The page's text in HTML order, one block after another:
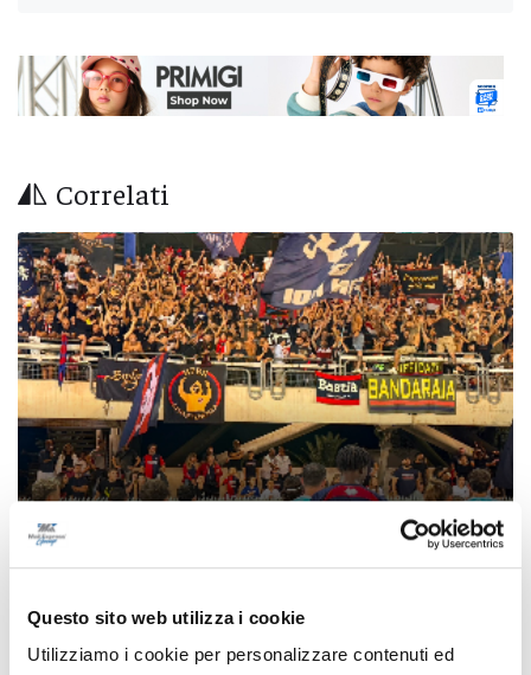
Questo sito web utilizza i cookie
Utilizziamo i cookie per personalizzare contenuti ed
Correlati
per il derby tra Pescara e Samb: decide il
Comitato sicurezza